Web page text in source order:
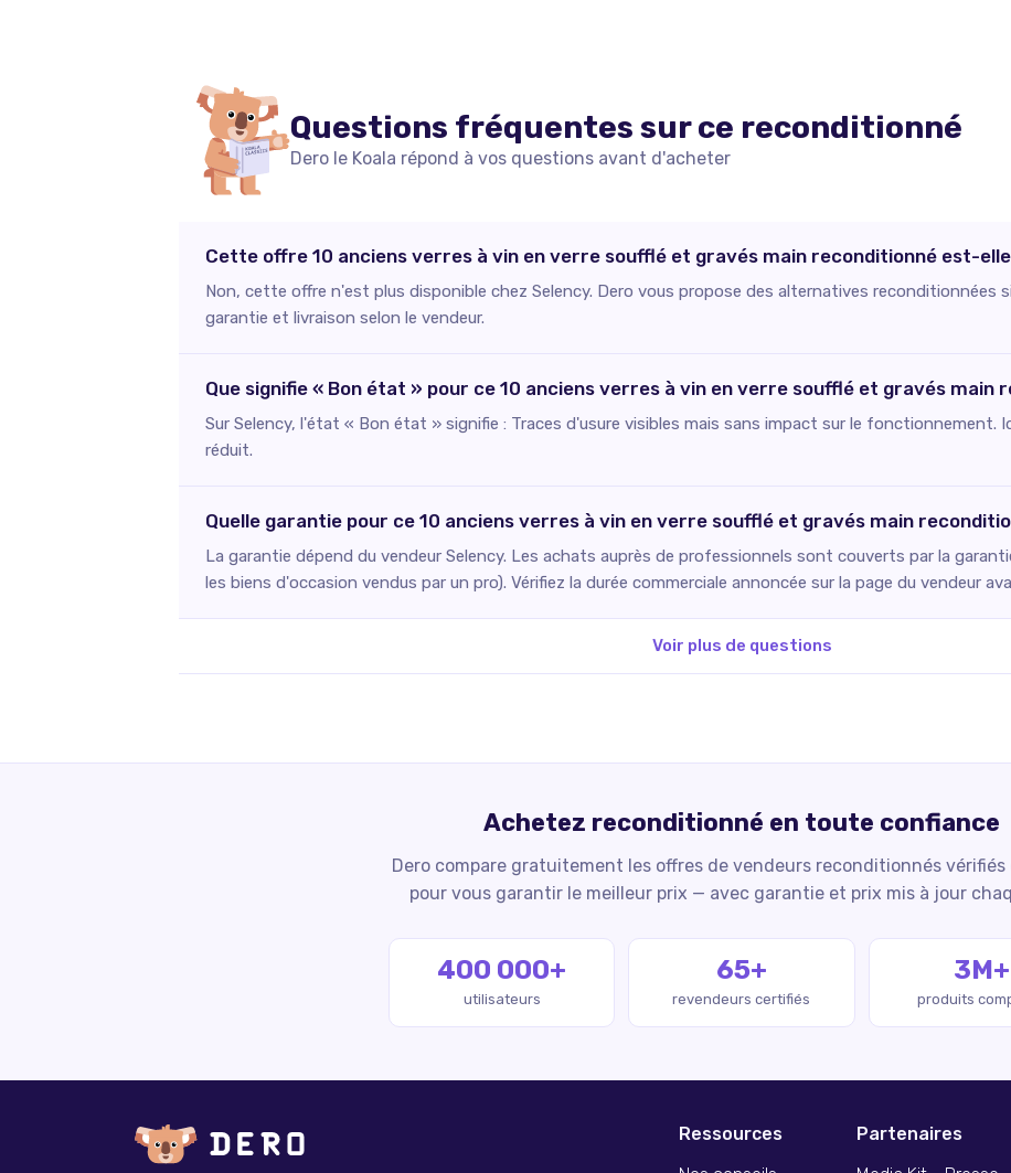
Questions fréquentes sur ce reconditionné
Dero le Koala répond à vos questions avant d'acheter
Cette offre 10 anciens verres à vin en verre soufflé et gravés main reconditionné est-
Non, cette offre n'est plus disponible chez Selency. Dero vous propose des alternatives reconditionnées
garantie et livraison selon le vendeur.
Que signifie « Bon état » pour ce 10 anciens verres à vin en verre soufflé et gravés main
Sur Selency, l'état « Bon état » signifie : Traces d'usure visibles mais sans impact sur le fonctionnement.
réduit.
Quelle garantie pour ce 10 anciens verres à vin en verre soufflé et gravés main
La garantie dépend du vendeur Selency. Les achats auprès de professionnels sont couverts par la
les biens d'occasion vendus par un pro). Vérifiez la durée commerciale annoncée sur la page du vendeur
Voir plus de questions
Achetez reconditionné en toute confiance
Dero compare gratuitement les offres de vendeurs reconditionnés vérifiés
pour vous garantir le meilleur prix — avec garantie et prix mis à jour
400 000+
utilisateurs
65+
revendeurs certifiés
3M+
produits
Ressources
Partenaires